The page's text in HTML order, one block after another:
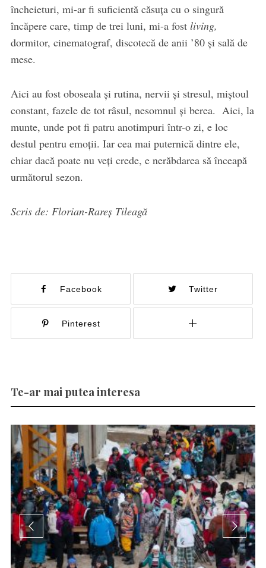
încheieturi, mi-ar fi suficientă căsuța cu o singură
încăpere care, timp de trei luni, mi-a fost living,
dormitor, cinematograf, discotecă de anii ’80 și sală de
mese.
Aici au fost oboseala și rutina, nervii și stresul, miștoul
constant, fazele de tot râsul, nesomnul și berea. Aici, la
munte, unde pot fi patru anotimpuri într-o zi, e loc
destul pentru emoții. Iar cea mai puternică dintre ele,
chiar dacă poate nu veți crede, e nerăbdarea să înceapă
următorul sezon.
Scris de: Florian-Rareș Tileagă
Facebook Twitter
Pinterest
Te-ar mai putea interesa